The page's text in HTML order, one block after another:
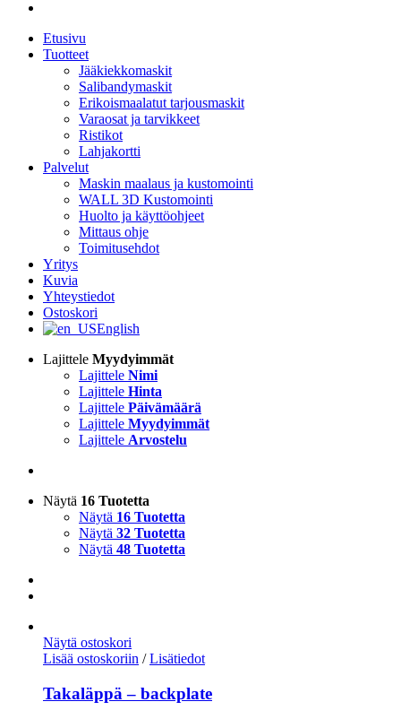
Etusivu
Tuotteet
Jääkiekkomaskit
Salibandymaskit
Erikoismaalatut tarjousmaskit
Varaosat ja tarvikkeet
Ristikot
Lahjakortti
Palvelut
Maskin maalaus ja kustomointi
WALL 3D Kustomointi
Huolto ja käyttöohjeet
Mittaus ohje
Toimitusehdot
Yritys
Kuvia
Yhteystiedot
Ostoskori
English
Lajittele Myydyimmät
Lajittele Nimi
Lajittele Hinta
Lajittele Päivämäärä
Lajittele Myydyimmät
Lajittele Arvostelu
Näytä 16 Tuotetta
Näytä 16 Tuotetta
Näytä 32 Tuotetta
Näytä 48 Tuotetta
Näytä ostoskori
Lisää ostoskoriin / Lisätiedot
Takaläppä – backplate